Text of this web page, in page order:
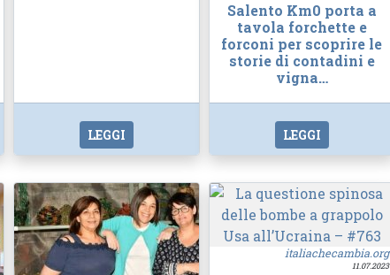
LEGGI
Salento Km0 porta a
tavola forchette e
forconi per scoprire le
storie di contadini e
vigna…
LEGGI
italiachecambia.org
11.07.2023